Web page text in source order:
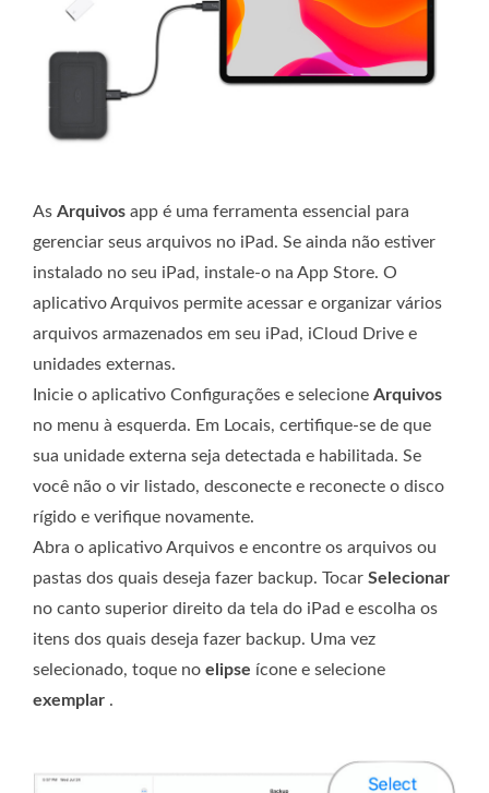
As Arquivos app é uma ferramenta essencial para
gerenciar seus arquivos no iPad. Se ainda não estiver
instalado no seu iPad, instale-o na App Store. O
aplicativo Arquivos permite acessar e organizar vários
arquivos armazenados em seu iPad, iCloud Drive e
unidades externas.
Inicie o aplicativo Configurações e selecione Arquivos
no menu à esquerda. Em Locais, certifique-se de que
sua unidade externa seja detectada e habilitada. Se
você não o vir listado, desconecte e reconecte o disco
rígido e verifique novamente.
Abra o aplicativo Arquivos e encontre os arquivos ou
pastas dos quais deseja fazer backup. Tocar Selecionar
no canto superior direito da tela do iPad e escolha os
itens dos quais deseja fazer backup. Uma vez
selecionado, toque no elipse ícone e selecione
exemplar .